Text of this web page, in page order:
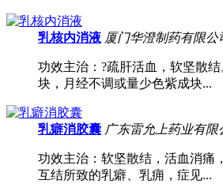
乳核内消液 厦门华澄制药有限公
功效主治：?疏肝活血，软坚散
块，月经不调或量少色紫成块...
乳癖消胶囊 广东雷允上药业有限
功效主治：软坚散结，活血消痛
互结所致的乳癖、乳痈，症见...